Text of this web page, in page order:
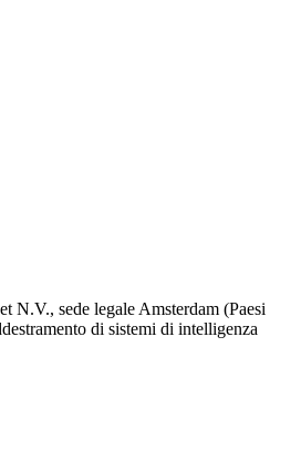
sede legale Amsterdam (Paesi
di sistemi di intelligenza